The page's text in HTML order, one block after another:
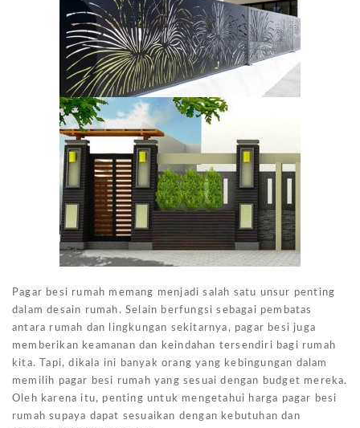
Pagar besi rumah memang menjadi salah satu unsur penting
dalam desain rumah. Selain berfungsi sebagai pembatas
antara rumah dan lingkungan sekitarnya, pagar besi juga
memberikan keamanan dan keindahan tersendiri bagi rumah
kita. Tapi, dikala ini banyak orang yang kebingungan dalam
memilih pagar besi rumah yang sesuai dengan budget mereka.
Oleh karena itu, penting untuk mengetahui harga pagar besi
rumah supaya dapat sesuaikan dengan kebutuhan dan